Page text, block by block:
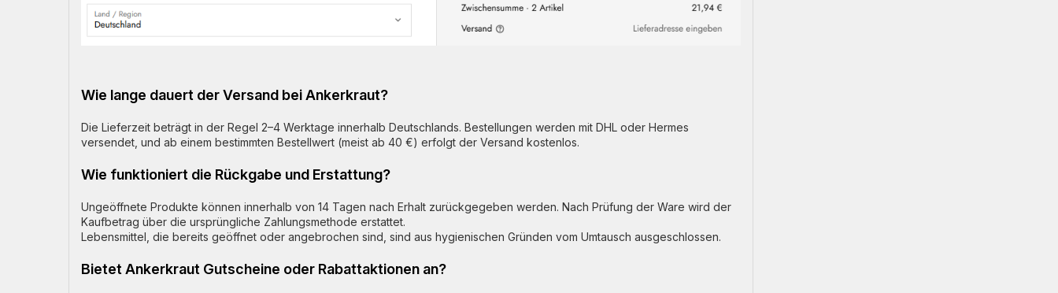
Wie lange dauert der Versand bei Ankerkraut?
Die Lieferzeit beträgt in der Regel 2–4 Werktage innerhalb Deutschlands. Bestellungen werden mit DHL oder Hermes
versendet, und ab einem bestimmten Bestellwert (meist ab 40 €) erfolgt der Versand kostenlos.
Wie funktioniert die Rückgabe und Erstattung?
Ungeöffnete Produkte können innerhalb von 14 Tagen nach Erhalt zurückgegeben werden. Nach Prüfung der Ware wird der
Kaufbetrag über die ursprüngliche Zahlungsmethode erstattet.
Lebensmittel, die bereits geöffnet oder angebrochen sind, sind aus hygienischen Gründen vom Umtausch ausgeschlossen.
Bietet Ankerkraut Gutscheine oder Rabattaktionen an?